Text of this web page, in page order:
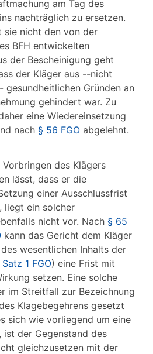
am Tag des
nachträglich zu ersetzen.
sie nicht den von der
BFH entwickelten
der Bescheinigung geht
der Kläger aus --nicht
gesundheitlichen Gründen an
gehindert war. Zu
eine Wiedereinsetzung
nach § 56 FGO abgelehnt.
des Klägers
lässt, dass er die
einer Ausschlussfrist
liegt ein solcher
nicht vor. Nach § 65
kann das Gericht dem Kläger
wesentlichen Inhalts der
1 FGO) eine Frist mit
setzen. Eine solche
im Streitfall zur Bezeichnung
Klagebegehrens gesetzt
sich wie vorliegend um eine
ist der Gegenstand des
gleichzusetzen mit der